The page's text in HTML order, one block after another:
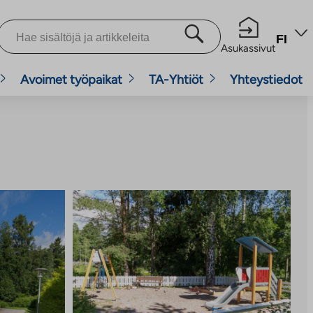
Asukassivut
FI
Avoimet työpaikat TA-Yhtiöt Yhteystiedot